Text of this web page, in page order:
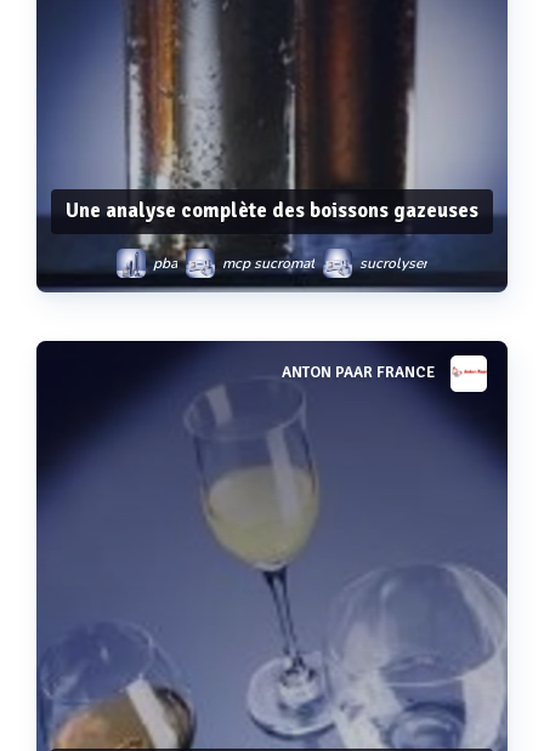
Une analyse complète des boissons gazeuses
pba mcp sucromat sucrolyser
Voir plusANTON PAAR FRANCE